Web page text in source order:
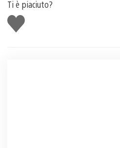
Ti è piaciuto?
Mi
piace